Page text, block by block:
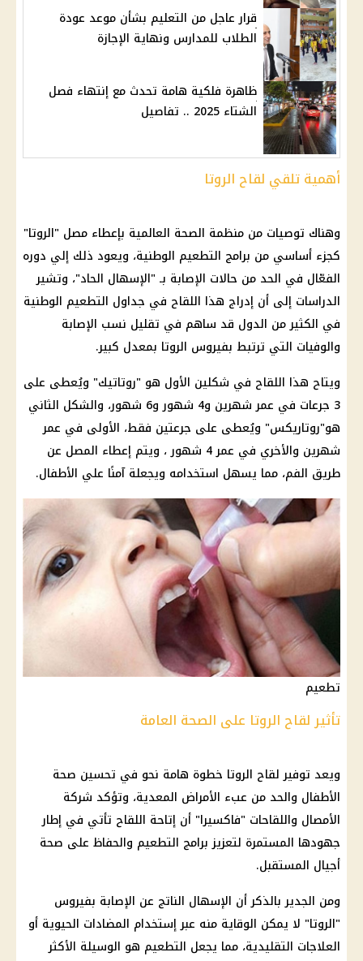
قرار عاجل من التعليم بشأن موعد عودة
الطلاب للمدارس ونهاية الإجازة
ظاهرة فلكية هامة تحدث مع إنتهاء فصل
الشتاء 2025 .. تفاصيل
أهمية تلقي لقاح الروتا
وهناك توصيات من منظمة الصحة العالمية بإعطاء مصل "الروتا"
كجزء أساسي من برامج التطعيم الوطنية، ويعود ذلك إلي دوره
الفعّال في الحد من حالات الإصابة بـ "الإسهال الحاد"، وتشير
الدراسات إلى أن إدراج هذا اللقاح في جداول التطعيم الوطنية
في الكثير من الدول قد ساهم في تقليل نسب الإصابة
والوفيات التي ترتبط بفيروس الروتا بمعدل كبير.
ويتاح هذا اللقاح في شكلين الأول هو "روتاتيك" ويُعطى على
3 جرعات في عمر شهرين و4 شهور و6 شهور، والشكل الثاني
هو"روتاريكس" ويُعطى على جرعتين فقط، الأولى في عمر
شهرين والأخري في عمر 4 شهور ، ويتم إعطاء المصل عن
طريق الفم، مما يسهل استخدامه ويجعلة آمنًا علي الأطفال.
تطعيم
تأثير لقاح الروتا على الصحة العامة
ويعد توفيرلقاح الروتا خطوة هامة نحو في تحسين صحة
الأطفال والحد من عبء الأمراض المعدية، وتؤكد شركة
الأمصال واللقاحات "فاكسيرا" أن إتاحة اللقاح تأتي في إطار
جهودها المستمرة لتعزيز برامج التطعيم والحفاظ على صحة
أجيال المستقبل.
ومن الجدير بالذكر أن الإسهال الناتج عن الإصابة بفيروس
"الروتا" لا يمكن الوقاية منه عبر إستخدام المضادات الحيوية أو
العلاجات التقليدية، مما يجعل التطعيم هو الوسيلة الأكثر